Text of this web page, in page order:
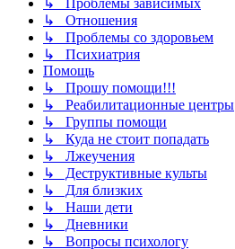
↳ Проблемы зависимых
↳ Отношения
↳ Проблемы со здоровьем
↳ Психиатрия
Помощь
↳ Прошу помощи!!!
↳ Реабилитационные центры
↳ Группы помощи
↳ Куда не стоит попадать
↳ Лжеучения
↳ Деструктивные культы
↳ Для близких
↳ Наши дети
↳ Дневники
↳ Вопросы психологу